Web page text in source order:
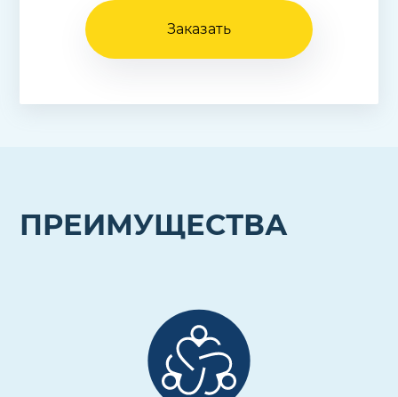
Заказать
ПРЕИМУЩЕСТВА